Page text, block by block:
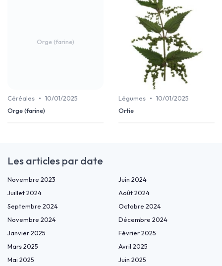
Orge (farine)
Céréales • 10/01/2025
Orge (farine)
Légumes • 10/01/2025
Ortie
Les articles par date
Novembre 2023
Juin 2024
Juillet 2024
Août 2024
Septembre 2024
Octobre 2024
Novembre 2024
Décembre 2024
Janvier 2025
Février 2025
Mars 2025
Avril 2025
Mai 2025
Juin 2025